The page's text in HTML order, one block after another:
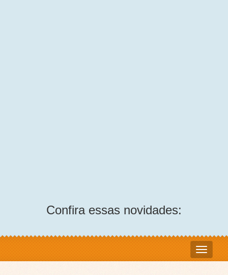
Confira essas novidades: